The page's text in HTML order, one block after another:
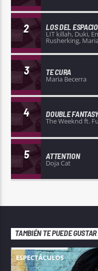
2 LOS DEL ESPACIO
LIT killah, Duki,
Rusherking,
3 TE CURA
Maria Becerra
4 DOUBLE FANTASY
The Weeknd ft.
5 ATTENTION
Doja Cat
TAMBIÉN TE PUEDE GUSTAR
ESPECTÁCULOS